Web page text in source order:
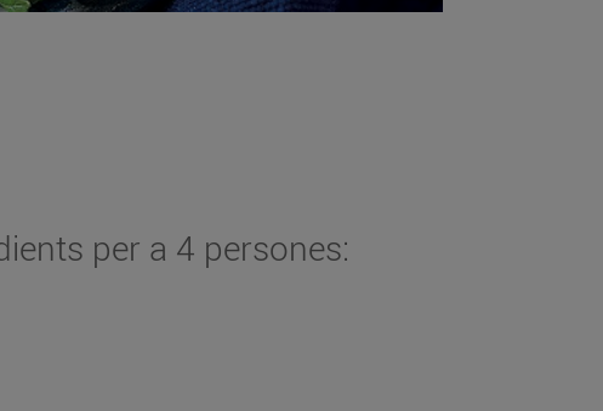
per a 4 persones: